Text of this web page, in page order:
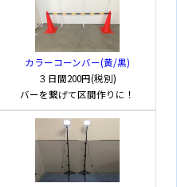
カラーコーンバー(黄/黒)
３日間200円(税別)
バーを繋げて区間作りに！